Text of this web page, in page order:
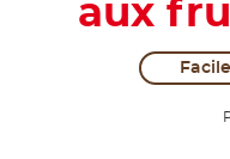
aux
Facile